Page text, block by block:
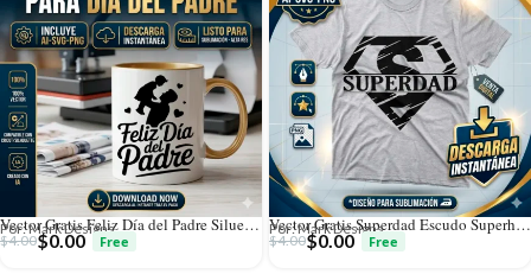
Vector Gratis Feliz Día del Padre Silueta con Niño para Sublimar
Por: Mark Designs
$4.00$0.00
Vector Gratis Superdad Escudo Superhéroe para Sublimación y Corte
Por: Mark Designs
$4.00$0.00